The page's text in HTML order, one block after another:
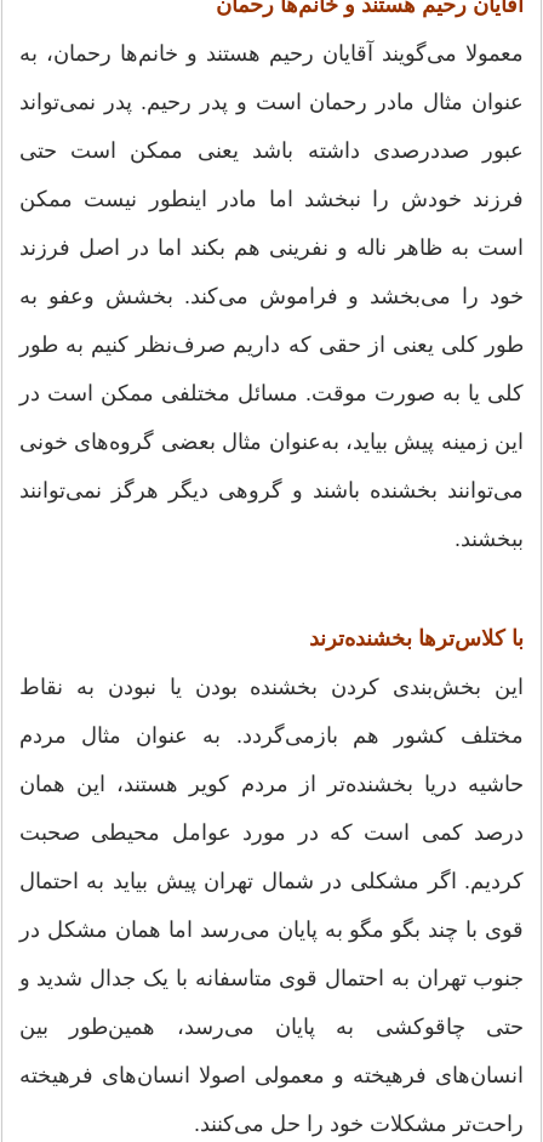
آقایان رحیم هستند و خانم‌ها رحمان
معمولا می‌گویند آقایان رحیم هستند و خانم‌ها رحمان، به
عنوان مثال مادر رحمان است و پدر رحیم. پدر نمی‌تواند
عبور صددرصدی داشته باشد یعنی ممکن است حتی
فرزند خودش را نبخشد اما مادر اینطور نیست ممکن
است به ظاهر ناله و نفرینی هم بکند اما در اصل فرزند
خود را می‌بخشد و فراموش می‌کند. بخشش وعفو به
طور کلی یعنی از حقی که داریم صرف‌نظر کنیم به طور
کلی یا به صورت موقت. مسائل مختلفی ممکن است در
این زمینه پیش بیاید، به‌عنوان مثال بعضی گروه‌های خونی
می‌توانند بخشنده باشند و گروهی دیگر هرگز نمی‌توانند
ببخشند.
با کلاس‌تر‌ها بخشنده‌ترند
این بخش‌بندی کردن بخشنده بودن یا نبودن به نقاط
مختلف کشور هم بازمی‌گردد. به عنوان مثال مردم
حاشیه دریا بخشنده‌تر از مردم کویر هستند، این همان
درصد کمی است که در مورد عوامل محیطی صحبت
کردیم. اگر مشکلی در شمال تهران پیش بیاید به احتمال
قوی با چند بگو مگو به پایان می‌رسد اما همان مشکل در
جنوب تهران به احتمال قوی متاسفانه با یک جدال شدید و
حتی چاقوکشی به پایان می‌رسد، همین‌طور بین
انسان‌های فرهیخته و معمولی اصولا انسان‌های فرهیخته
راحت‌تر مشکلات خود را حل می‌کنند.